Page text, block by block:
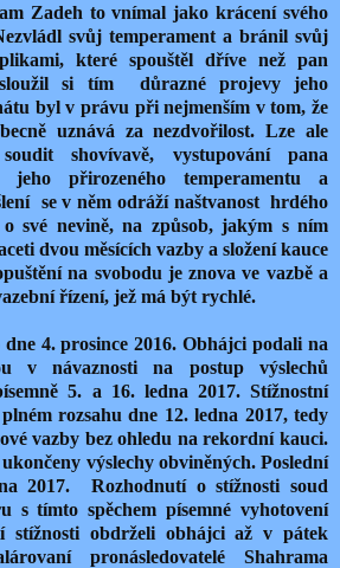
Zadeh to vnímal jako krácení svého
svůj temperament a bránil svůj
které spouštěl dříve než pan
si tím důrazné projevy jeho
byl v právu při nejmenším v tom, že
uznává za nezdvořilost. Lze ale
shovívavě, vystupování pana
jeho přirozeného temperamentu a
se v něm odráží naštvanost hrdého
o své nevině, na způsob, jakým s ním
dvou měsících vazby a složení kauce
na svobodu je znova ve vazbě a
řízení, jež má být rychlé.
4. prosince 2016. Obhájci podali na
v návaznosti na postup výslechů
5. a 16. ledna 2017. Stížnostní
rozsahu dne 12. ledna 2017, tedy
vazby bez ohledu na rekordní kauci.
výslechy obviněných. Poslední
2017. Rozhodnutí o stížnosti soud
s tímto spěchem písemné vyhotovení
stížnosti obdrželi obhájci až v pátek
pronásledovatelé Shahrama